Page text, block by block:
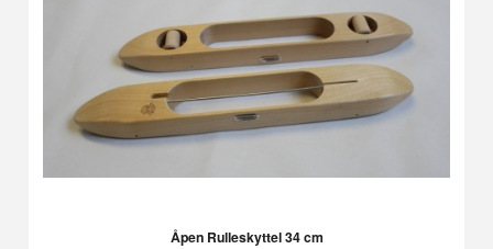
Åpen Rulleskyttel 34 cm